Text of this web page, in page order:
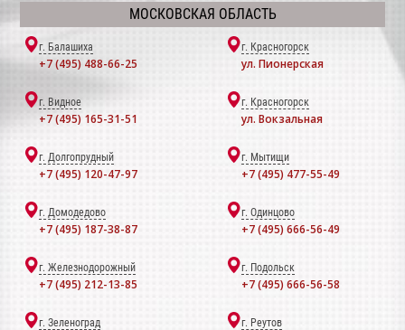
МОСКОВСКАЯ ОБЛАСТЬ
г. Балашиха
+7 (495) 488-66-25
г. Красногорск
ул. Пионерская
г. Видное
+7 (495) 165-31-51
г. Красногорск
ул. Вокзальная
г. Долгопрудный
+7 (495) 120-47-97
г. Мытищи
+7 (495) 477-55-49
г. Домодедово
+7 (495) 187-38-87
г. Одинцово
+7 (495) 666-56-49
г. Железнодорожный
+7 (495) 212-13-85
г. Подольск
+7 (495) 666-56-58
г. Зеленоград г. Реутов